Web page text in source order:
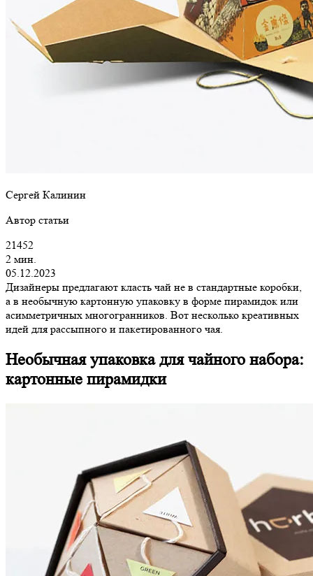
Сергей Калинин
Автор статьи
21452
2 мин.
05.12.2023
Дизайнеры предлагают класть чай не в стандартные коробки,
а в необычную картонную упаковку в форме пирамидок или
асимметричных многогранников. Вот несколько креативных
идей для рассыпного и пакетированного чая.
Необычная упаковка для чайного набора:
картонные пирамидки